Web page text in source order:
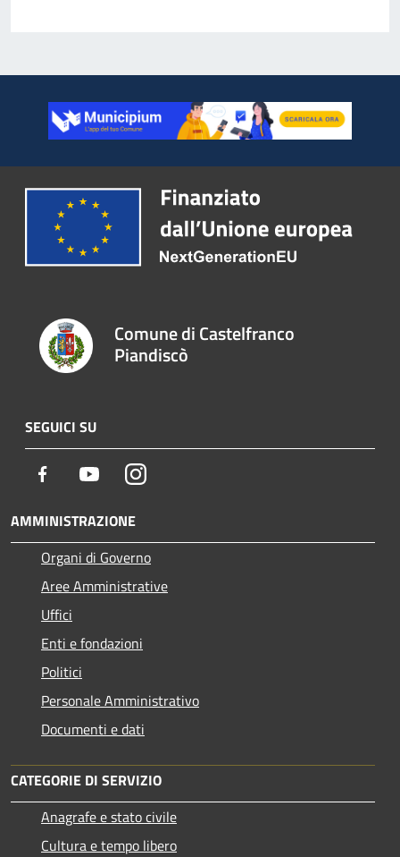
Comune di Castelfranco
Piandiscò
SEGUICI SU
Facebook YoutubeInstagram
AMMINISTRAZIONE
Organi di Governo
Aree Amministrative
Uffici
Enti e fondazioni
Politici
Personale Amministrativo
Documenti e dati
CATEGORIE DI SERVIZIO
Anagrafe e stato civile
Cultura e tempo libero